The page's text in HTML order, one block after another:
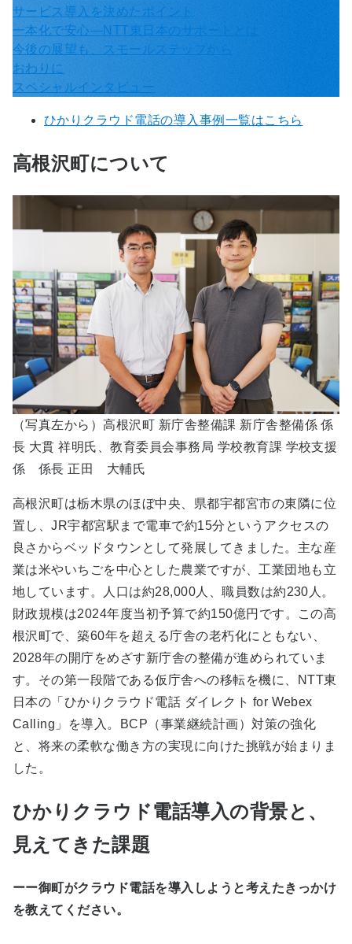
サービス導入を決めたポイント
一本化で安心—NTT東日本のサポートとは
今後の展望も、スモールステップから
おわりに
スペシャルインタビュー
ひかりクラウド電話の導入事例一覧はこちら
高根沢町について
（写真左から）高根沢町 新庁舎整備課 新庁舎整備係 係
長 大貫 祥明氏、教育委員会事務局 学校教育課 学校支援
係 係長 正田 大輔氏
高根沢町は栃木県のほぼ中央、県都宇都宮市の東隣に位
置し、JR宇都宮駅まで電車で約15分というアクセスの
良さからベッドタウンとして発展してきました。主な産
業は米やいちごを中心とした農業ですが、工業団地も立
地しています。人口は約28,000人、職員数は約230人。
財政規模は2024年度当初予算で約150億円です。この高
根沢町で、築60年を超える庁舎の老朽化にともない、
2028年の開庁をめざす新庁舎の整備が進められていま
す。その第一段階である仮庁舎への移転を機に、NTT東
日本の「ひかりクラウド電話 ダイレクト for Webex
Calling」を導入。BCP（事業継続計画）対策の強化
と、将来の柔軟な働き方の実現に向けた挑戦が始まりま
した。
ひかりクラウド電話導入の背景と、
見えてきた課題
ーー御町がクラウド電話を導入しようと考えたきっかけ
を教えてください。